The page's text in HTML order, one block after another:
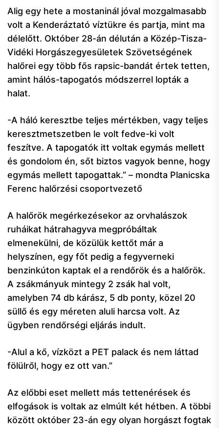
Alig egy hete a mostaninál jóval mozgalmasabb
volt a Kenderáztató víztükre és partja, mint ma
délelőtt. Október 28-án délután a Közép-Tisza-
Vidéki Horgászegyesületek Szövetségének
halőrei egy több fős rapsic-bandát értek tetten,
amint hálós-tapogatós módszerrel lopták a
halat.
-A háló keresztbe teljes mértékben, vagy teljes
keresztmetszetben le volt fedve-ki volt
feszítve. A tapogatók itt voltak egymás mellett
és gondolom én, sőt biztos vagyok benne, hogy
egymás mellett tapogattak.” – mondta Planicska
Ferenc halőrzési csoportvezető
A halőrök megérkezésekor az orvhalászok
ruháikat hátrahagyva megpróbáltak
elmenekülni, de közülük kettőt már a
helyszínen, egy főt pedig a fegyverneki
benzinkúton kaptak el a rendőrök és a halőrök.
A zsákmányuk mintegy 2 zsák hal volt,
amelyben 74 db kárász, 5 db ponty, közel 20
süllő és egy méreten aluli harcsa volt. Az
ügyben rendőrségi eljárás indult.
-Alul a kő, vízközt a PET palack és nem láttad
fölülről, hogy ez ott van.”
Az előbbi eset mellett más tettenérések és
elfogások is voltak az elmúlt két hétben. A többi
között október 23-án egy olyan horgászt fogtak